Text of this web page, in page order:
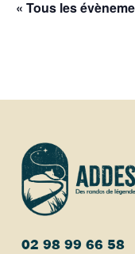
« Tous les
02 98 99 66 58